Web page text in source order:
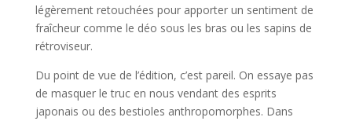
légèrement retouchées pour apporter un sentiment de
fraîcheur comme le déo sous les bras ou les sapins de
rétroviseur.
Du point de vue de l’édition, c’est pareil. On essaye pas
de masquer le truc en nous vendant des esprits
japonais ou des bestioles anthropomorphes. Dans